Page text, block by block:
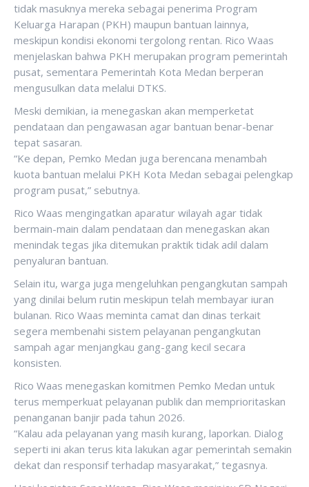
tidak masuknya mereka sebagai penerima Program
Keluarga Harapan (PKH) maupun bantuan lainnya,
meskipun kondisi ekonomi tergolong rentan. Rico Waas
menjelaskan bahwa PKH merupakan program pemerintah
pusat, sementara Pemerintah Kota Medan berperan
mengusulkan data melalui DTKS.
Meski demikian, ia menegaskan akan memperketat
pendataan dan pengawasan agar bantuan benar-benar
tepat sasaran.
“Ke depan, Pemko Medan juga berencana menambah
kuota bantuan melalui PKH Kota Medan sebagai pelengkap
program pusat,” sebutnya.
Rico Waas mengingatkan aparatur wilayah agar tidak
bermain-main dalam pendataan dan menegaskan akan
menindak tegas jika ditemukan praktik tidak adil dalam
penyaluran bantuan.
Selain itu, warga juga mengeluhkan pengangkutan sampah
yang dinilai belum rutin meskipun telah membayar iuran
bulanan. Rico Waas meminta camat dan dinas terkait
segera membenahi sistem pelayanan pengangkutan
sampah agar menjangkau gang-gang kecil secara
konsisten.
Rico Waas menegaskan komitmen Pemko Medan untuk
terus memperkuat pelayanan publik dan memprioritaskan
penanganan banjir pada tahun 2026.
“Kalau ada pelayanan yang masih kurang, laporkan. Dialog
seperti ini akan terus kita lakukan agar pemerintah semakin
dekat dan responsif terhadap masyarakat,” tegasnya.